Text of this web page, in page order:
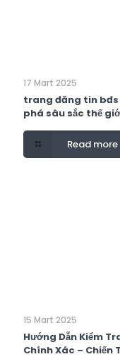
17 Mart 2025
trang đăng tin bđs
phá sâu sắc thế
Read more
15 Mart 2025
Hướng Dẫn Kiểm
Chính Xác – Chiến